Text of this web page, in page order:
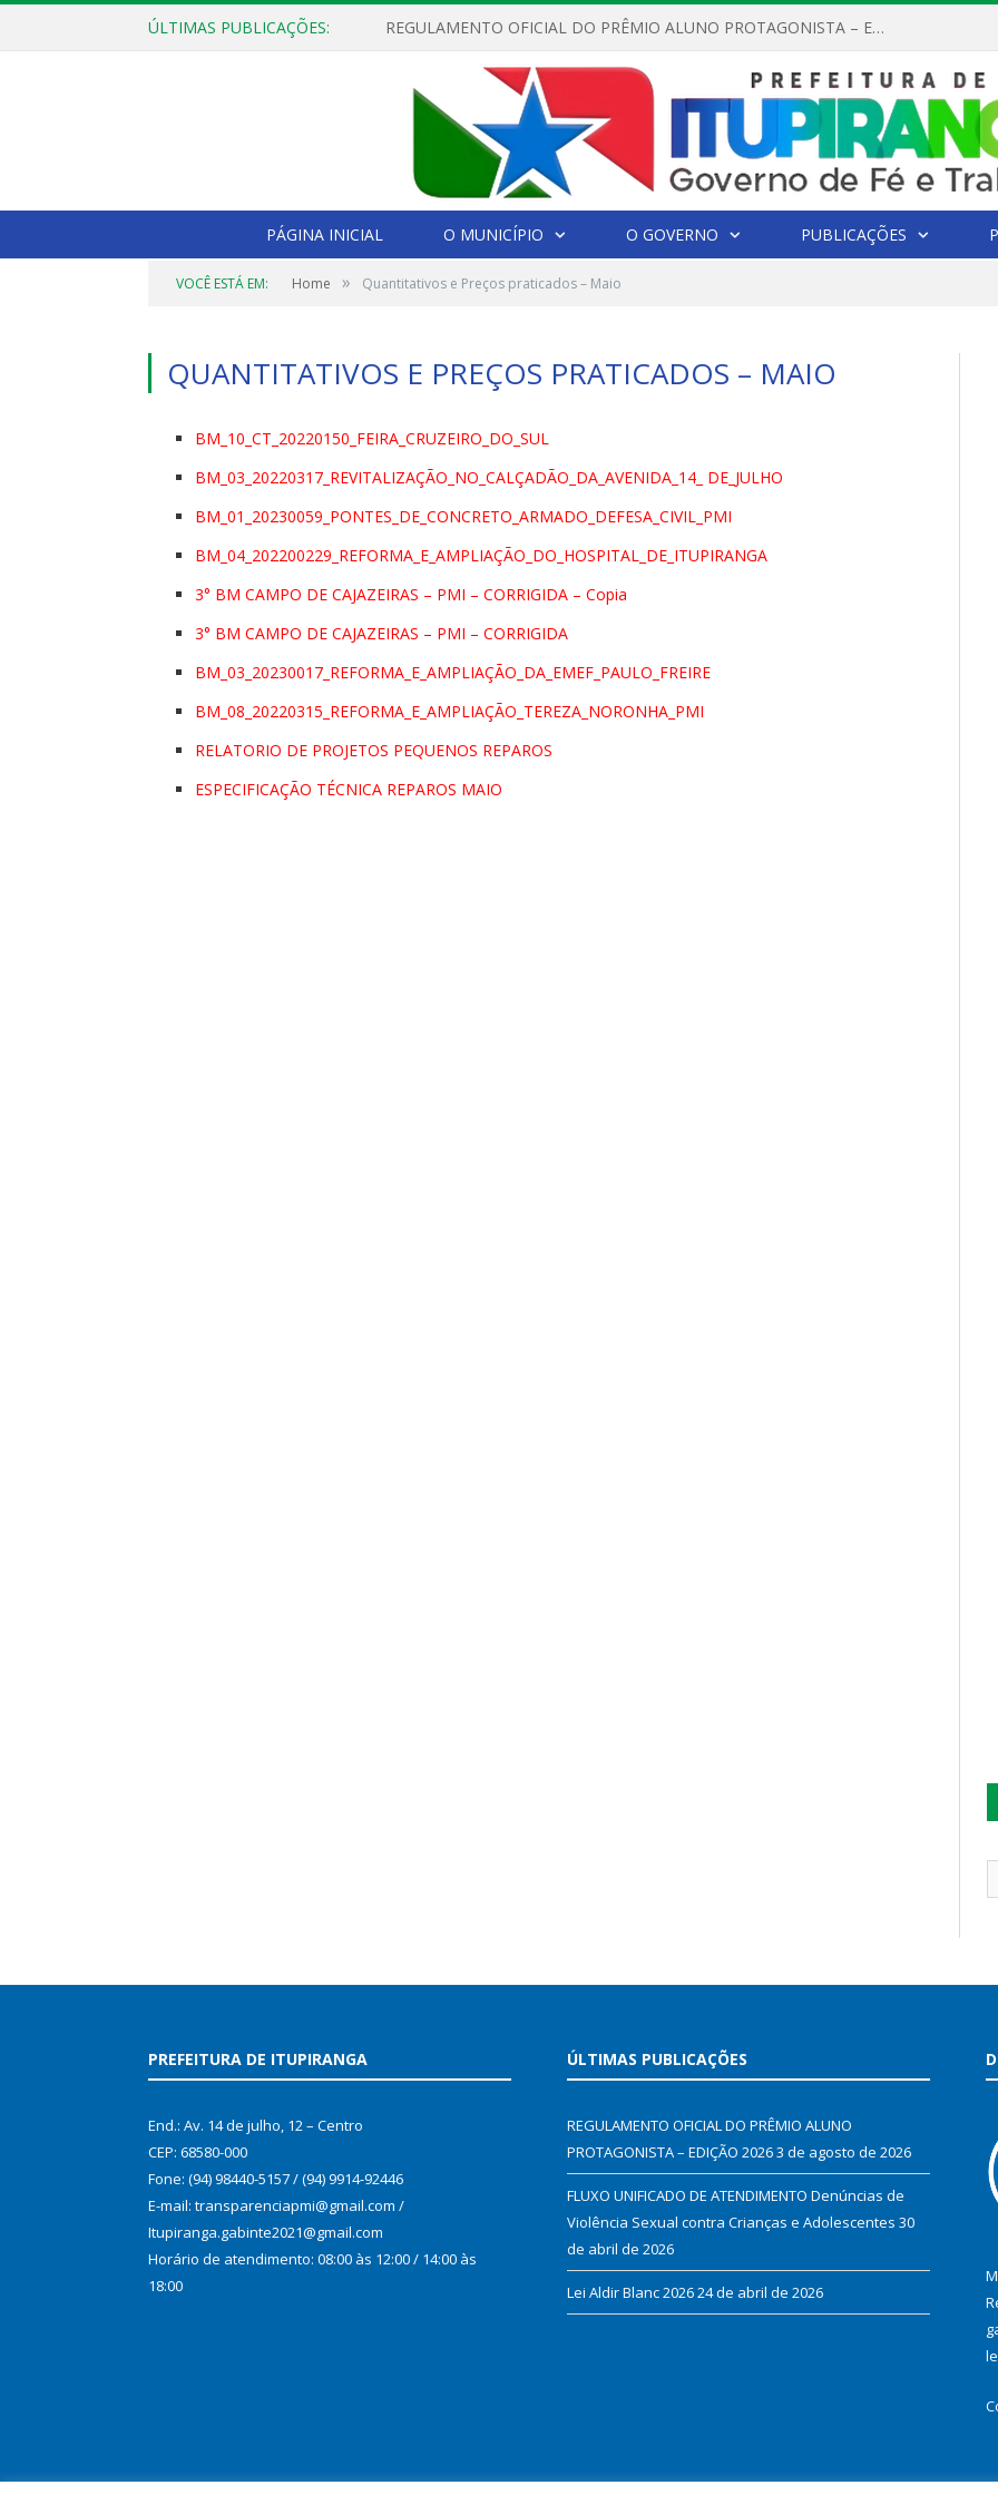
ÚLTIMAS PUBLICAÇÕES: REGULAMENTO OFICIAL DO PRÊMIO ALUNO PROTAGONISTA – EDIÇÃO 2026
PÁGINA INICIAL O MUNICÍPIO O GOVERNO PUBLICAÇÕES
VOCÊ ESTÁ EM: Home » Quantitativos e Preços praticados – Maio
QUANTITATIVOS E PREÇOS PRATICADOS – MAIO
BM_10_CT_20220150_FEIRA_CRUZEIRO_DO_SUL
BM_03_20220317_REVITALIZAÇÃO_NO_CALÇADÃO_DA_AVENIDA_14_ DE_JULHO
BM_01_20230059_PONTES_DE_CONCRETO_ARMADO_DEFESA_CIVIL_PMI
BM_04_202200229_REFORMA_E_AMPLIAÇÃO_DO_HOSPITAL_DE_ITUPIRANGA
3° BM CAMPO DE CAJAZEIRAS – PMI – CORRIGIDA – Copia
3° BM CAMPO DE CAJAZEIRAS – PMI – CORRIGIDA
BM_03_20230017_REFORMA_E_AMPLIAÇÃO_DA_EMEF_PAULO_FREIRE
BM_08_20220315_REFORMA_E_AMPLIAÇÃO_TEREZA_NORONHA_PMI
RELATORIO DE PROJETOS PEQUENOS REPAROS
ESPECIFICAÇÃO TÉCNICA REPAROS MAIO
PREFEITURA DE ITUPIRANGA
End.: Av. 14 de julho, 12 – Centro
CEP: 68580-000
Fone: (94) 98440-5157 / (94) 9914-92446
E-mail: transparenciapmi@gmail.com /
Itupiranga.gabinte2021@gmail.com
Horário de atendimento: 08:00 às 12:00 / 14:00 às
18:00
ÚLTIMAS PUBLICAÇÕES
REGULAMENTO OFICIAL DO PRÊMIO ALUNO
PROTAGONISTA – EDIÇÃO 20263 de agosto de 2026
FLUXO UNIFICADO DE ATENDIMENTO Denúncias de
Violência Sexual contra Crianças e Adolescentes 30
de abril de 2026
Lei Aldir Blanc 202624 de abril de 2026